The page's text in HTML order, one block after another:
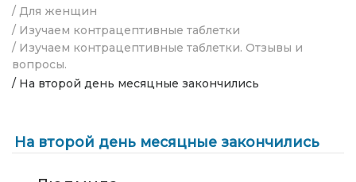
/ Для женщин
/ Изучаем контрацептивные таблетки
/ Изучаем контрацептивные таблетки. Отзывы и
вопросы.
/ На второй день месяцные закончились
На второй день месяцные закончились